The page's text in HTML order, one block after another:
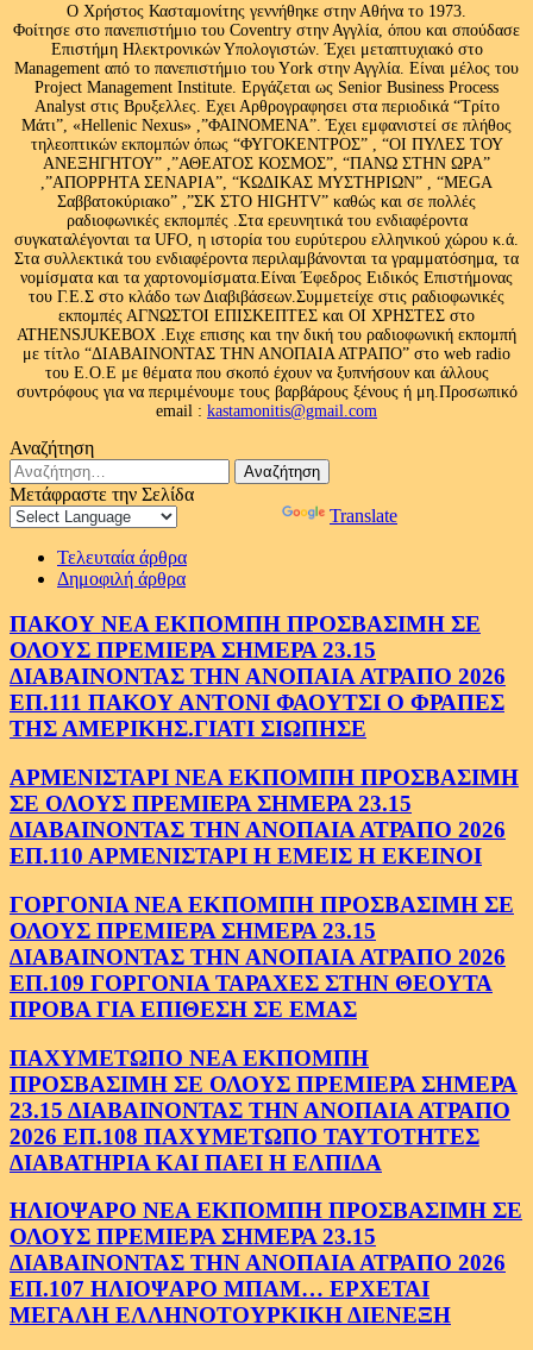
Ο Χρήστος Κασταμονίτης γεννήθηκε στην Αθήνα το 1973.
Φοίτησε στο πανεπιστήμιο του Coventry στην Αγγλία, όπου και σπούδασε
Επιστήμη Ηλεκτρονικών Υπολογιστών. Έχει μεταπτυχιακό στο
Management από το πανεπιστήμιο του Υork στην Αγγλία. Είναι μέλος του
Project Management Institute. Εργάζεται ως Senior Business Process
Analyst στις Βρυξελλες. Εχει Αρθρογραφησει στα περιοδικά “Τρίτο
Μάτι”, «Hellenic Nexus» ,”ΦΑΙΝΟΜΕΝΑ”. Έχει εμφανιστεί σε πλήθος
τηλεοπτικών εκπομπών όπως “ΦΥΓΟΚΕΝΤΡΟΣ” , “ΟΙ ΠΥΛΕΣ ΤΟΥ
ΑΝΕΞΗΓΗΤΟΥ” ,”ΑΘΕΑΤΟΣ ΚΟΣΜΟΣ”, “ΠΑΝΩ ΣΤΗΝ ΩΡΑ”
,”ΑΠΟΡΡΗΤΑ ΣΕΝΑΡΙΑ”, “ΚΩΔΙΚΑΣ ΜΥΣΤΗΡΙΩΝ” , “MEGA
Σαββατοκύριακο” ,”ΣΚ ΣΤΟ HIGHTV” καθώς και σε πολλές
ραδιοφωνικές εκπομπές .Στα ερευνητικά του ενδιαφέροντα
συγκαταλέγονται τα UFO, η ιστορία του ευρύτερου ελληνικού χώρου κ.ά.
Στα συλλεκτικά του ενδιαφέροντα περιλαμβάνονται τα γραμματόσημα, τα
νομίσματα και τα χαρτονομίσματα.Είναι Έφεδρος Ειδικός Επιστήμονας
του Γ.Ε.Σ στο κλάδο των Διαβιβάσεων.Συμμετείχε στις ραδιοφωνικές
εκπομπές ΑΓΝΩΣΤΟΙ ΕΠΙΣΚΕΠΤΕΣ και ΟΙ ΧΡΗΣΤΕΣ στο
ATHENSJUKEBOX .Ειχε επισης και την δική του ραδιοφωνική εκπομπή
με τίτλο “ΔΙΑΒΑΙΝΟΝΤΑΣ ΤΗΝ ΑΝΟΠΑΙΑ ΑΤΡΑΠΟ” στο web radio
του Ε.Ο.Ε με θέματα που σκοπό έχουν να ξυπνήσουν και άλλους
συντρόφους για να περιμένουμε τους βαρβάρους ξένους ή μη.Προσωπικό
email : kastamonitis@gmail.com
Αναζήτηση
Αναζήτηση
για:
Μετάφραστε την Σελίδα
Translate
Τελευταία άρθρα
Δημοφιλή άρθρα
ΠΑΚΟΥ ΝΕΑ ΕΚΠΟΜΠΗ ΠΡΟΣΒΑΣΙΜΗ ΣΕ
ΟΛΟΥΣ ΠΡΕΜΙΕΡΑ ΣΗΜΕΡΑ 23.15
ΔΙΑΒΑΙΝΟΝΤΑΣ ΤΗΝ ΑΝΟΠΑΙΑ ΑΤΡΑΠΟ 2026
ΕΠ.111 ΠΑΚΟΥ ΑΝΤΟΝΙ ΦΑΟΥΤΣΙ Ο ΦΡΑΠΕΣ
ΤΗΣ ΑΜΕΡΙΚΗΣ.ΓΙΑΤΙ ΣΙΩΠΗΣΕ
ΑΡΜΕΝΙΣΤΑΡΙ ΝΕΑ ΕΚΠΟΜΠΗ ΠΡΟΣΒΑΣΙΜΗ
ΣΕ ΟΛΟΥΣ ΠΡΕΜΙΕΡΑ ΣΗΜΕΡΑ 23.15
ΔΙΑΒΑΙΝΟΝΤΑΣ ΤΗΝ ΑΝΟΠΑΙΑ ΑΤΡΑΠΟ 2026
ΕΠ.110 ΑΡΜΕΝΙΣΤΑΡΙ Η ΕΜΕΙΣ Η ΕΚΕΙΝΟΙ
ΓΟΡΓΟΝΙΑ ΝΕΑ ΕΚΠΟΜΠΗ ΠΡΟΣΒΑΣΙΜΗ ΣΕ
ΟΛΟΥΣ ΠΡΕΜΙΕΡΑ ΣΗΜΕΡΑ 23.15
ΔΙΑΒΑΙΝΟΝΤΑΣ ΤΗΝ ΑΝΟΠΑΙΑ ΑΤΡΑΠΟ 2026
ΕΠ.109 ΓΟΡΓΟΝΙΑ ΤΑΡΑΧΕΣ ΣΤΗΝ ΘΕΟΥΤΑ
ΠΡΟΒΑ ΓΙΑ ΕΠΙΘΕΣΗ ΣΕ ΕΜΑΣ
ΠΑΧΥΜΕΤΩΠΟ ΝΕΑ ΕΚΠΟΜΠΗ
ΠΡΟΣΒΑΣΙΜΗ ΣΕ ΟΛΟΥΣ ΠΡΕΜΙΕΡΑ ΣΗΜΕΡΑ
23.15 ΔΙΑΒΑΙΝΟΝΤΑΣ ΤΗΝ ΑΝΟΠΑΙΑ ΑΤΡΑΠΟ
2026 ΕΠ.108 ΠΑΧΥΜΕΤΩΠΟ ΤΑΥΤΟΤΗΤΕΣ
ΔΙΑΒΑΤΗΡΙΑ ΚΑΙ ΠΑΕΙ Η ΕΛΠΙΔΑ
ΗΛΙΟΨΑΡΟ ΝΕΑ ΕΚΠΟΜΠΗ ΠΡΟΣΒΑΣΙΜΗ ΣΕ
ΟΛΟΥΣ ΠΡΕΜΙΕΡΑ ΣΗΜΕΡΑ 23.15
ΔΙΑΒΑΙΝΟΝΤΑΣ ΤΗΝ ΑΝΟΠΑΙΑ ΑΤΡΑΠΟ 2026
ΕΠ.107 ΗΛΙΟΨΑΡΟ ΜΠΑΜ… ΕΡΧΕΤΑΙ
ΜΕΓΑΛΗ ΕΛΛΗΝΟΤΟΥΡΚΙΚΗ ΔΙΕΝΕΞΗ